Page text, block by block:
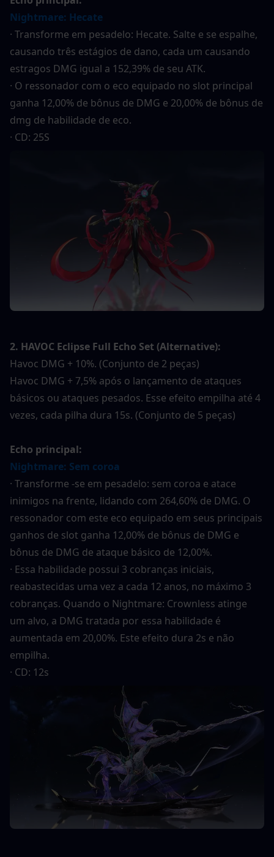
Nightmare: Hecate
· Transforme em pesadelo: Hecate. Salte e se espalhe,
causando três estágios de dano, cada um causando
estragos DMG igual a 152,39% de seu ATK.
· O ressonador com o eco equipado no slot principal
ganha 12,00% de bônus de DMG e 20,00% de bônus de
dmg de habilidade de eco.
· CD: 25S
2. HAVOC Eclipse Full Echo Set (Alternative):
Havoc DMG + 10%. (Conjunto de 2 peças)
Havoc DMG + 7,5% após o lançamento de ataques
básicos ou ataques pesados. Esse efeito empilha até 4
vezes, cada pilha dura 15s. (Conjunto de 5 peças)
Echo principal:
Nightmare: Sem coroa
· Transforme -se em pesadelo: sem coroa e atace
inimigos na frente, lidando com 264,60% de DMG. O
ressonador com este eco equipado em seus principais
ganhos de slot ganha 12,00% de bônus de DMG e
bônus de DMG de ataque básico de 12,00%.
· Essa habilidade possui 3 cobranças iniciais,
reabastecidas uma vez a cada 12 anos, no máximo 3
cobranças. Quando o Nightmare: Crownless atinge
um alvo, a DMG tratada por essa habilidade é
aumentada em 20,00%. Este efeito dura 2s e não
empilha.
· CD: 12s